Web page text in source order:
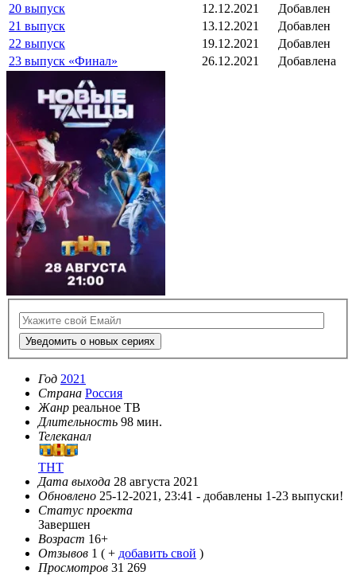
20 выпуск
12.12.2021
Добавлен
21 выпуск
13.12.2021
Добавлен
22 выпуск
19.12.2021
Добавлен
23 выпуск «Финал»
26.12.2021 Добавлена
Уведомить о новых сериях
Год 2021
Страна Россия
Жанр реальное ТВ
Длительность 98 мин.
Телеканал
ТНТ
Дата выхода 28 августа 2021
Обновлено 25-12-2021, 23:41 - добавлены 1-23 выпуски!
Статус проекта
Завершен
Возраст 16+
Отзывов 1 ( + добавить свой )
Просмотров 31 269